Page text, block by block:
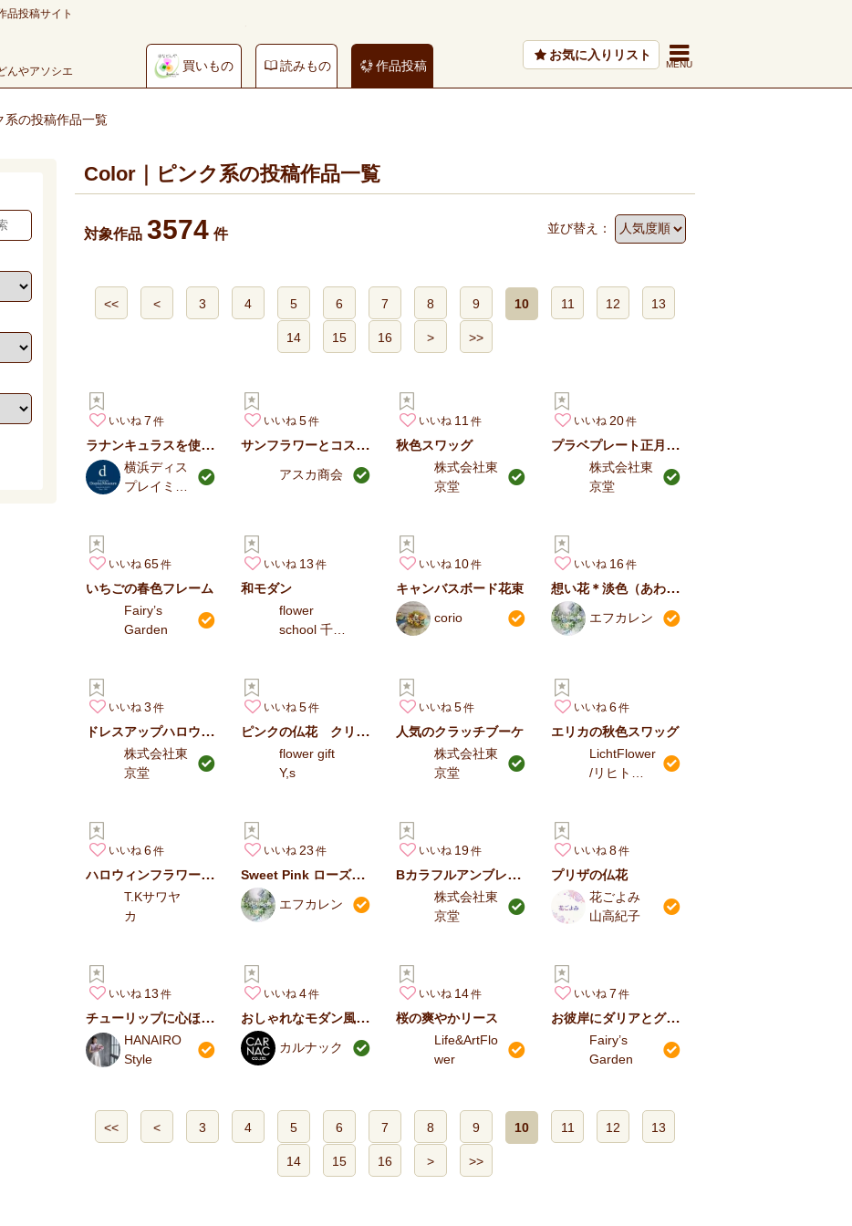
品投稿サイト
んやアソシエ 買いもの 読みもの 作品投稿
お気に入りリスト
系の投稿作品一覧
Color｜ピンク系の投稿作品一覧
対象作品 3574 件 並び替え：
<< < 3 4 5 6 7 8 9 10 11 12 13
14 15 16 > >>
いいね 7
ラナンキュラスを使ったオフィスの春のディスプレイイメージ
横浜ディス
プレイミュ
いいね 5
サンフラワーとコスモスのオータムアレンジ
アスカ商会
いいね 11
秋色スワッグ
株式会社東
京堂
いいね 20
プラベプレート正月飾り
株式会社東
京堂
いいね 65
いちごの春色フレーム
Fairy’s
Garden
いいね 13
和モダン
flower
school 千花
いいね 10
キャンバスボード花束
corio
いいね 16
想い花＊淡色（あわいろ）の仏花 ～墓花～
エフカレン
いいね 3
ドレスアップハロウィン＃ゴールド
株式会社東
京堂
いいね 5
ピンクの仏花 クリアケース入
flower gift
Y,s
いいね 5
人気のクラッチブーケ
株式会社東
京堂
いいね 6
エリカの秋色スワッグ
LichtFlower
/リヒトフ
いいね 6
ハロウィンフラワーアレンジメント
T.Kサワヤ
カ
いいね 23
Sweet Pink ローズバスケット
エフカレン
いいね 19
Bカラフルアンブレラ「ピンク＆パープル」
株式会社東
京堂
いいね 8
プリザの仏花
花ごよみ
山高紀子
いいね 13
チューリップに心ほどいて
HANAIRO
Style
いいね 4
おしゃれなモダン風のセメントポット
カルナック
いいね 14
桜の爽やかリース
Life&ArtFlo
wer
いいね 7
お彼岸にダリアとグラジオラスの墓花
Fairy’s
Garden
<< < 3 4 5 6 7 8 9 10 11 12 13
14 15 16 > >>